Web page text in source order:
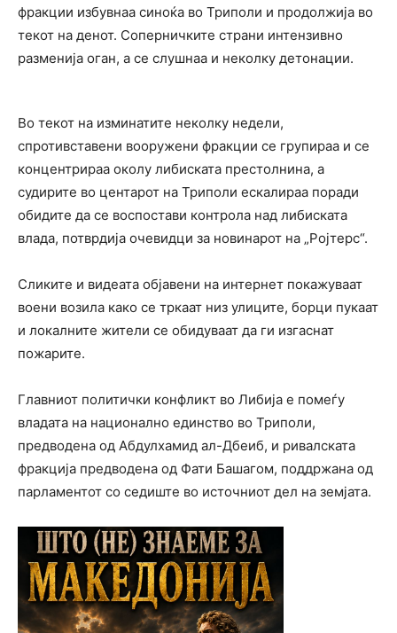
фракции избувнаа синоќа во Триполи и продолжија во
текот на денот. Соперничките страни интензивно
разменија оган, а се слушнаа и неколку детонации.
Во текот на изминатите неколку недели,
спротивставени вооружени фракции се групираа и се
концентрираа околу либиската престолнина, а
судирите во центарот на Триполи ескалираа поради
обидите да се воспостави контрола над либиската
влада, потврдија очевидци за новинарот на „Ројтерс“.
Сликите и видеата објавени на интернет покажуваат
воени возила како се тркаат низ улиците, борци пукаат
и локалните жители се обидуваат да ги изгаснат
пожарите.
Главниот политички конфликт во Либија е помеѓу
владата на национално единство во Триполи,
предводена од Абдулхамид ал-Дбеиб, и ривалската
фракција предводена од Фати Башагом, поддржана од
парламентот со седиште во источниот дел на земјата.